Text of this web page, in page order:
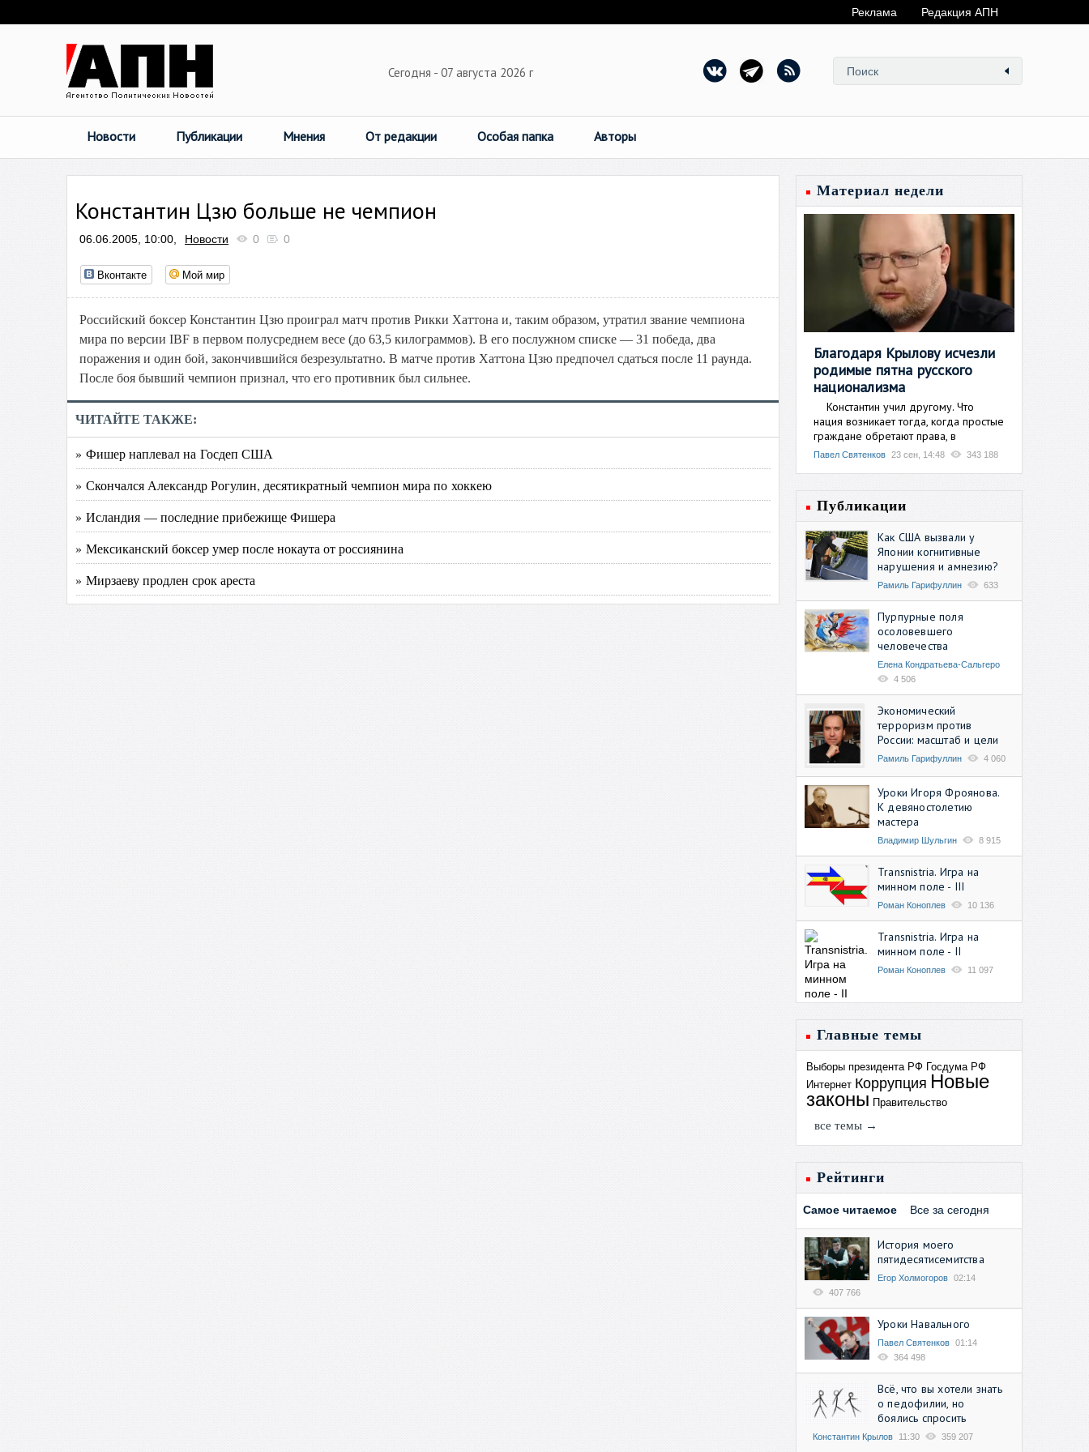
Реклама Редакция АПН
Сегодня - 07 августа 2026 г
Новости Публикации Мнения От редакции Особая папка Авторы
Константин Цзю больше не чемпион
06.06.2005, 10:00, Новости 0 0
Вконтакте Мой мир
Российский боксер Константин Цзю проиграл матч против Рикки Хаттона и, таким образом, утратил звание чемпиона
мира по версии IBF в первом полусреднем весе (до 63,5 килограммов). В его послужном списке — 31 победа, два
поражения и один бой, закончившийся безрезультатно. В матче против Хаттона Цзю предпочел сдаться после 11 раунда.
После боя бывший чемпион признал, что его противник был сильнее.
ЧИТАЙТЕ ТАКЖЕ:
» Фишер наплевал на Госдеп США
» Скончался Александр Рогулин, десятикратный чемпион мира по хоккею
» Исландия — последние прибежище Фишера
» Мексиканский боксер умер после нокаута от россиянина
» Мирзаеву продлен срок ареста
Материал недели
Благодаря Крылову исчезли
родимые пятна русского
национализма
Константин учил другому. Что
нация возникает тогда, когда простые
граждане обретают права, в
Павел Святенков 23 сен, 14:48 343 188
Публикации
Как США вызвали у
Японии когнитивные
нарушения и амнезию?
Рамиль Гарифуллин 633
Пурпурные поля
осоловевшего
человечества
Елена Кондратьева-Сальгеро
4 506
Экономический
терроризм против
России: масштаб и цели
Рамиль Гарифуллин 4 060
Уроки Игоря Фроянова.
К девяностолетию
мастера
Владимир Шульгин 8 915
Transnistria. Игра на
минном поле - III
Роман Коноплев 10 136
Transnistria. Игра на
минном поле - II
Роман Коноплев 11 097
Главные темы
Выборы президента РФ Госдума РФ
Интернет Коррупция Новые
законы Правительство
все темы →
Рейтинги
Самое читаемое Все за сегодня
История моего
пятидесятисемитства
Егор Холмогоров 02:14
407 766
Уроки Навального
Павел Святенков 01:14
364 498
Всё, что вы хотели знать
о педофилии, но
боялись спросить
Константин Крылов 11:30 359 207